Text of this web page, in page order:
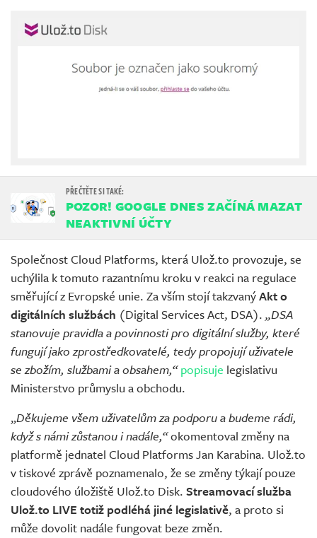
POZOR! GOOGLE DNES ZAČÍNÁ MAZAT
NEAKTIVNÍ ÚČTY
Společnost Cloud Platforms, která Ulož.to provozuje, se
uchýlila k tomuto razantnímu kroku v reakci na regulace
směřující z Evropské unie. Za vším stojí takzvanýAkt o
digitálních službách (Digital Services Act, DSA). „DSA
stanovuje pravidla a povinnosti pro digitální služby, které
fungují jako zprostředkovatelé, tedy propojují uživatele
se zbožím, službami a obsahem,“ popisuje legislativu
Ministerstvo průmyslu a obchodu.
„Děkujeme všem uživatelům za podporu a budeme rádi,
když s námi zůstanou i nadále,“okomentoval změny na
platformě jednatel Cloud Platforms Jan Karabina. Ulož.to
v tiskové zprávě poznamenalo, že se změny týkají pouze
cloudového úložiště Ulož.to Disk. Streamovací služba
Ulož.to LIVE totiž podléhá jiné legislativě, a proto si
může dovolit nadále fungovat beze změn.